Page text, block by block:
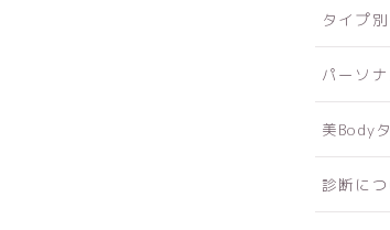
タイプ
パーソ
美Body
診断に